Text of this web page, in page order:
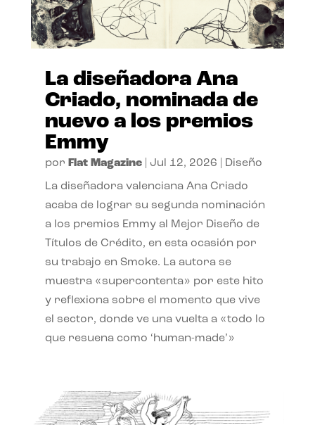
La diseñadora Ana
Criado, nominada de
nuevo a los premios
Emmy
por Flat Magazine| Jul 12, 2026 Diseño
La diseñadora valenciana Ana Criado
acaba de lograr su segunda nominación
a los premios Emmy al Mejor Diseño de
Títulos de Crédito, en esta ocasión por
su trabajo en Smoke. La autora se
muestra «supercontenta» por este hito
y reflexiona sobre el momento que vive
el sector, donde ve una vuelta a «todo lo
que resuena como ‘human-made’»